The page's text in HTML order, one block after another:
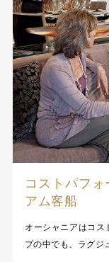
コストパフォ
アム客船
オーシャニアはコス
プの中でも、ラグジ